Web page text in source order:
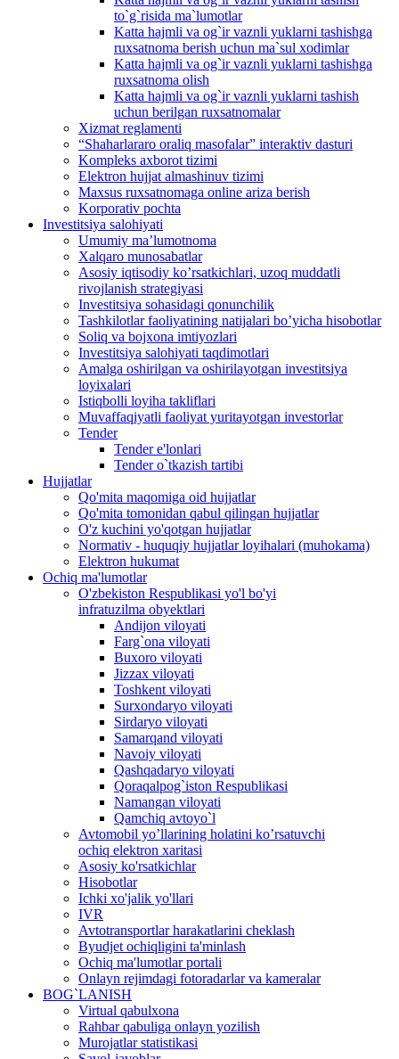
to`g`risida ma`lumotlar
Katta hajmli va og`ir vaznli yuklarni tashishga
ruxsatnoma berish uchun ma`sul xodimlar
Katta hajmli va og`ir vaznli yuklarni tashishga
ruxsatnoma olish
Katta hajmli va og`ir vaznli yuklarni tashish
uchun berilgan ruxsatnomalar
Xizmat reglamenti
“Shaharlararo oraliq masofalar” interaktiv dasturi
Kompleks axborot tizimi
Elektron hujjat almashinuv tizimi
Maxsus ruxsatnomaga online ariza berish
Korporativ pochta
Investitsiya salohiyati
Umumiy maʼlumotnoma
Xalqaro munosabatlar
Аsosiy iqtisodiy koʼrsatkichlari, uzoq muddatli
rivojlanish strategiyasi
Investitsiya sohasidagi qonunchilik
Tashkilotlar faoliyatining natijalari boʼyicha hisobotlar
Soliq va bojxona imtiyozlari
Investitsiya salohiyati taqdimotlari
Аmalga oshirilgan va oshirilayotgan investitsiya
loyixalari
Istiqbolli loyiha takliflari
Muvaffaqiyatli faoliyat yuritayotgan investorlar
Tender
Tender e'lonlari
Tender o`tkazish tartibi
Hujjatlar
Qo'mita maqomiga oid hujjatlar
Qo'mita tomonidan qabul qilingan hujjatlar
O'z kuchini yo'qotgan hujjatlar
Normativ - huquqiy hujjatlar loyihalari (muhokama)
Elektron hukumat
Ochiq ma'lumotlar
O'zbekiston Respublikasi yo'l bo'yi
infratuzilma obyektlari
Andijon viloyati
Farg`ona viloyati
Buxoro viloyati
Jizzax viloyati
Toshkent viloyati
Surxondaryo viloyati
Sirdaryo viloyati
Samarqand viloyati
Navoiy viloyati
Qashqadaryo viloyati
Qoraqalpog`iston Respublikasi
Namangan viloyati
Qamchiq avtoyo`l
Avtomobil yo’llarining holatini ko’rsatuvchi
ochiq elektron xaritasi
Asosiy ko'rsatkichlar
Hisobotlar
Ichki xo'jalik yo'llari
IVR
Avtotransportlar harakatlarini cheklash
Byudjet ochiqligini ta'minlash
Ochiq ma'lumotlar portali
Onlayn rejimdagi fotoradarlar va kameralar
BOG`LANISH
Virtual qabulxona
Rahbar qabuliga onlayn yozilish
Murojatlar statistikasi